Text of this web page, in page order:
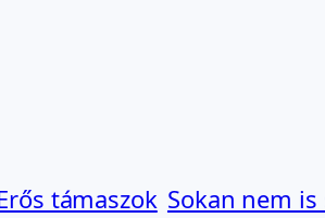
támaszok Sokan nem